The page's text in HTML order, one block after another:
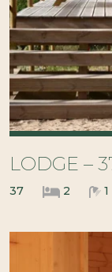
LODGE –
37 2 1